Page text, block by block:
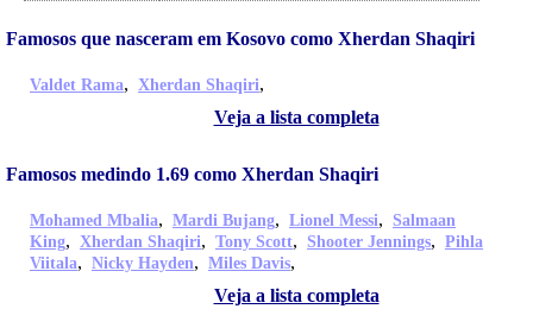
Famosos que nasceram em Kosovo como Xherdan Shaqiri
Valdet Rama, Xherdan Shaqiri,
Veja a lista completa
Famosos medindo 1.69 como Xherdan Shaqiri
Mohamed Mbalia, Mardi Bujang, Lionel Messi, Salmaan
King, Xherdan Shaqiri, Tony Scott, Shooter Jennings, Pihla
Viitala, Nicky Hayden, Miles Davis,
Veja a lista completa